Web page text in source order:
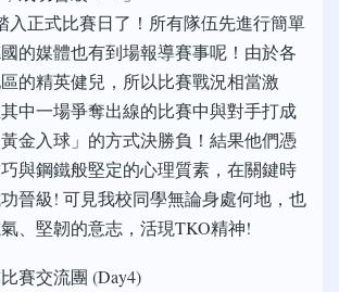
入正式比賽日了！所有隊伍先進行簡單
的媒體也有到場報導賽事呢！由於各
的精英健兒，所以比賽戰況相當激
中一場爭奪出線的比賽中與對手打成
金入球」的方式決勝負！結果他們憑
與鋼鐵般堅定的心理質素，在關鍵時
晉級! 可見我校同學無論身處何地，也
、堅韌的意志，活現TKO精神!
賽交流團 (Day4)